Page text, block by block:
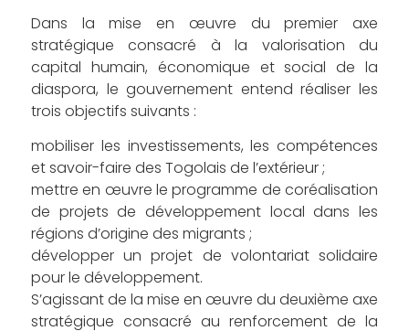
Dans la mise en œuvre du premier axe
stratégique consacré à la valorisation du
capital humain, économique et social de la
diaspora, le gouvernement entend réaliser les
trois objectifs suivants :
mobiliser les investissements, les compétences
et savoir-faire des Togolais de l’extérieur ;
mettre en œuvre le programme de coréalisation
de projets de développement local dans les
régions d’origine des migrants ;
développer un projet de volontariat solidaire
pour le développement.
S’agissant de la mise en œuvre du deuxième axe
stratégique consacré au renforcement de la